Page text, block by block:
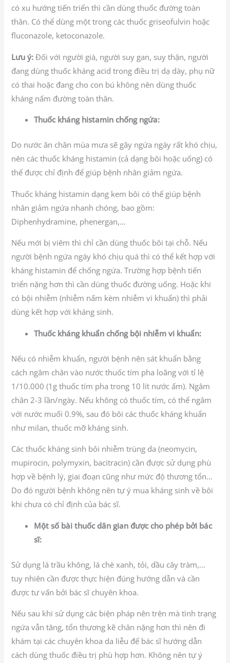
có xu hướng tiến triển thì cần dùng thuốc đường toàn
thân. Có thể dùng một trong các thuốc griseofulvin hoặc
fluconazole, ketoconazole.
Lưu ý: Đối với người già, người suy gan, suy thận, người
đang dùng thuốc kháng acid trong điều trị dạ dày, phụ nữ
có thai hoặc đang cho con bú không nên dùng thuốc
kháng nấm đường toàn thân.
Thuốc kháng histamin chống ngứa:
Do nước ăn chân mùa mưa sẽ gây ngứa ngáy rất khó chịu,
nên các thuốc kháng histamin (cả dạng bôi hoặc uống) có
thể được chỉ định để giúp bệnh nhân giảm ngứa.
Thuốc kháng histamin dạng kem bôi có thể giúp bệnh
nhân giảm ngứa nhanh chóng, bao gồm:
Diphenhydramine, phenergan,…
Nếu mới bị viêm thì chỉ cần dùng thuốc bôi tại chỗ. Nếu
người bệnh ngứa ngáy khó chịu quá thì có thể kết hợp với
kháng histamin để chống ngứa. Trường hợp bệnh tiến
triển nặng hơn thì cần dùng thuốc đường uống. Hoặc khi
có bội nhiễm (nhiễm nấm kèm nhiễm vi khuẩn) thì phải
dùng kết hợp với kháng sinh.
Thuốc kháng khuẩn chống bội nhiễm vi khuẩn:
Nếu có nhiễm khuẩn, người bệnh nên sát khuẩn bằng
cách ngâm chân vào nước thuốc tím pha loãng với tỉ lệ
1/10.000 (1g thuốc tím pha trong 10 lít nước ấm). Ngâm
chân 2-3 lần/ngày. Nếu không có thuốc tím, có thể ngâm
với nước muối 0.9%, sau đó bôi các thuốc kháng khuẩn
như milan, thuốc mỡ kháng sinh.
Các thuốc kháng sinh bôi nhiễm trùng da (neomycin,
mupirocin, polymyxin, bacitracin) cần được sử dụng phù
hợp về bệnh lý, giai đoạn cũng như mức độ thương tổn…
Do đó người bệnh không nên tự ý mua kháng sinh về bôi
khi chưa có chỉ định của bác sĩ.
Một số bài thuốc dân gian được cho phép bởi bác
sĩ:
Sử dụng lá trầu không, lá chè xanh, tỏi, dầu cây tràm,…
tuy nhiên cần được thực hiện đúng hướng dẫn và cần
được tư vấn bởi bác sĩ chuyên khoa.
Nếu sau khi sử dụng các biện pháp nên trên mà tình trạng
ngứa vẫn tăng, tổn thương kẽ chân nặng hơn thì nên đi
khám tại các chuyên khoa da liễu để bác sĩ hướng dẫn
cách dùng thuốc điều trị phù hợp hơn. Không nên tự ý